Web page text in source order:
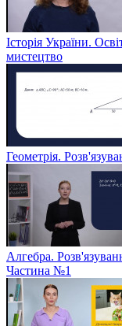
Історія України.
мистецтво
Геометрія.
Алгебра.
Частина №1